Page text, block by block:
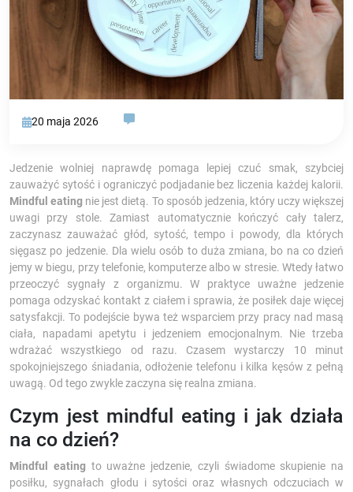
20 maja 2026
Jedzenie wolniej naprawdę pomaga lepiej czuć smak, szybciej
zauważyć sytość i ograniczyć podjadanie bez liczenia każdej kalorii.
Mindful eating nie jest dietą. To sposób jedzenia, który uczy większej
uwagi przy stole. Zamiast automatycznie kończyć cały talerz,
zaczynasz zauważać głód, sytość, tempo i powody, dla których
sięgasz po jedzenie. Dla wielu osób to duża zmiana, bo na co dzień
jemy w biegu, przy telefonie, komputerze albo w stresie. Wtedy łatwo
przeoczyć sygnały z organizmu. W praktyce uważne jedzenie
pomaga odzyskać kontakt z ciałem i sprawia, że posiłek daje więcej
satysfakcji. To podejście bywa też wsparciem przy pracy nad masą
ciała, napadami apetytu i jedzeniem emocjonalnym. Nie trzeba
wdrażać wszystkiego od razu. Czasem wystarczy 10 minut
spokojniejszego śniadania, odłożenie telefonu i kilka kęsów z pełną
uwagą. Od tego zwykle zaczyna się realna zmiana.
Czym jest mindful eating i jak działa
na co dzień?
Mindful eatingto uważne jedzenie, czyli świadome skupienie na
posiłku, sygnałach głodu i sytości oraz własnych odczuciach w